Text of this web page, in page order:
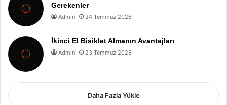
Gerekenler
Admin 24 Temmuz 2026
İkinci El Bisiklet Almanın Avantajları
Admin 23 Temmuz 2026
Daha Fazla Yükle